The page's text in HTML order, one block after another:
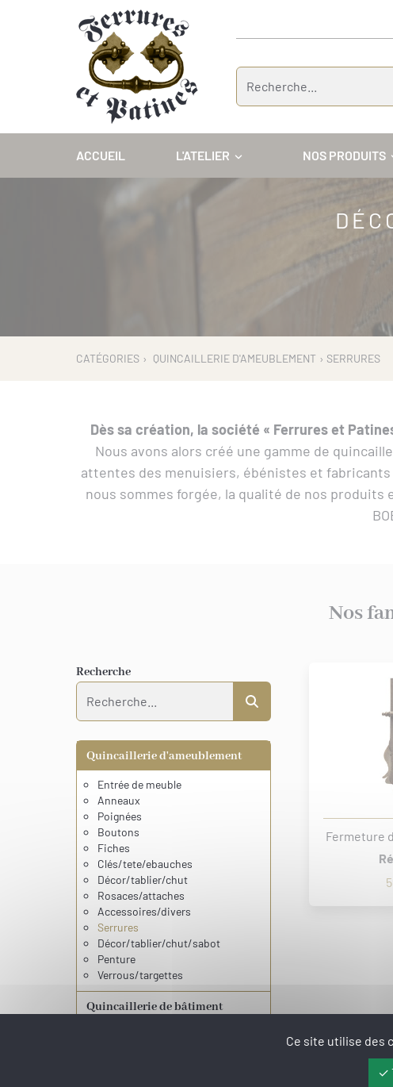
ACCUEIL L'ATELIER NOS PRODUITS
CATÉGORIES › QUINCAILLERIE D'AMEUBLEMENT › SERRURES
Dès sa création, la société « Ferrures et
Nous avons alors créé une gamme de
attentes des menuisiers, ébénistes et fabricants
nous sommes forgée, la qualité de nos
Nos
Recherche
Quincaillerie d'ameublement
Entrée de meuble
Anneaux
Poignées
Boutons
Fiches
Clés/tete/ebauches
Décor/tablier/chut
Rosaces/attaches
Accessoires/divers
Serrures
Décor/tablier/chut/sabot
Penture
Verrous/targettes
Quincaillerie de bâtiment
Fermeture
Panneau de gestion des cookies
Ce site utilise des